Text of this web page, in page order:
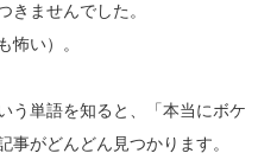
きませんでした。
怖い）。
う単語を知ると、「本当にボケ
事がどんどん見つかります。